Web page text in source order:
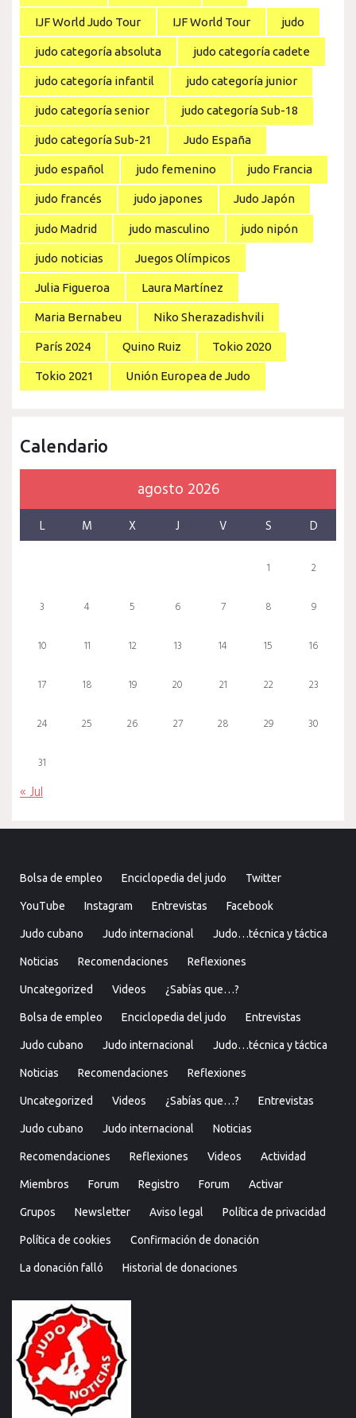
IJF World Judo Tour IJF World Tour judo
judo categoría absoluta judo categoría cadete
judo categoría infantil judo categoría junior
judo categoría senior judo categoría Sub-18
judo categoría Sub-21 Judo España
judo español judo femenino judo Francia
judo francés judo japones Judo Japón
judo Madrid judo masculino judo nipón
judo noticias Juegos Olímpicos
Julia Figueroa Laura Martínez
Maria Bernabeu Niko Sherazadishvili
París 2024 Quino Ruiz Tokio 2020
Tokio 2021 Unión Europea de Judo
Calendario
agosto 2026
L M X J V S D
1 2
3 4 5 6 7 8 9
10 11 12 13 14 15 16
17 18 19 20 21 22 23
24 25 26 27 28 29 30
31
« Jul
Bolsa de empleo Enciclopedia del judo Twitter
YouTube Instagram Entrevistas Facebook
Judo cubano Judo internacional Judo…técnica y táctica
Noticias Recomendaciones Reflexiones
Uncategorized Videos ¿Sabías que…?
Bolsa de empleo Enciclopedia del judo Entrevistas
Judo cubano Judo internacional Judo…técnica y táctica
Noticias Recomendaciones Reflexiones
Uncategorized Videos ¿Sabías que…? Entrevistas
Judo cubano Judo internacional Noticias
Recomendaciones Reflexiones Videos Actividad
Miembros Forum Registro Forum Activar
Grupos Newsletter Aviso legal Política de privacidad
Política de cookies Confirmación de donación
La donación falló Historial de donaciones